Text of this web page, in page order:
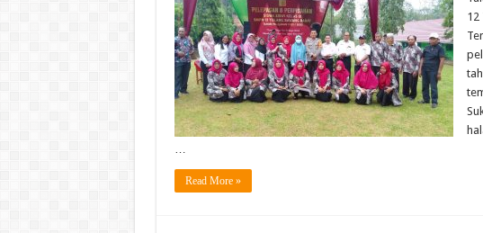
12
Read More »